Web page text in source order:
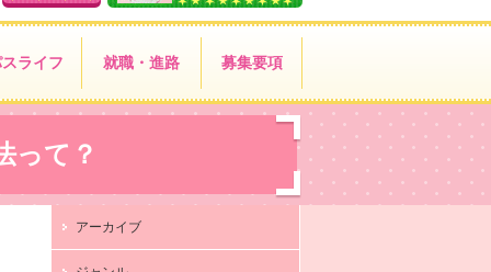
ライフ 就職・進路 募集要項
って？
アーカイブ